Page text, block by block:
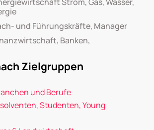
und Führungskräfte, Manager
Banken,
Zielgruppen
und Berufe
Studenten, Young